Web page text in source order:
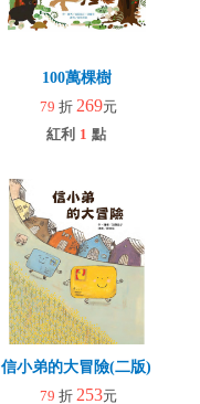
100萬棵樹
79 折 269元
紅利 1 點
信小弟的大冒險(二版)
79 折 253元